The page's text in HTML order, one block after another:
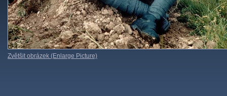
Zvětšit obrázek (Enlarge Picture)